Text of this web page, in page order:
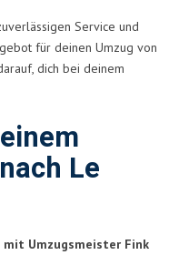
Service und
für deinen Umzug von
dich bei deinem
Le
mit Umzugsmeister Fink